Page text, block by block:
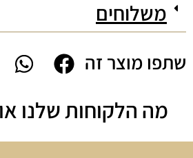
משלוחים
שתפו מוצר זה
מה הלקוחות שלנו